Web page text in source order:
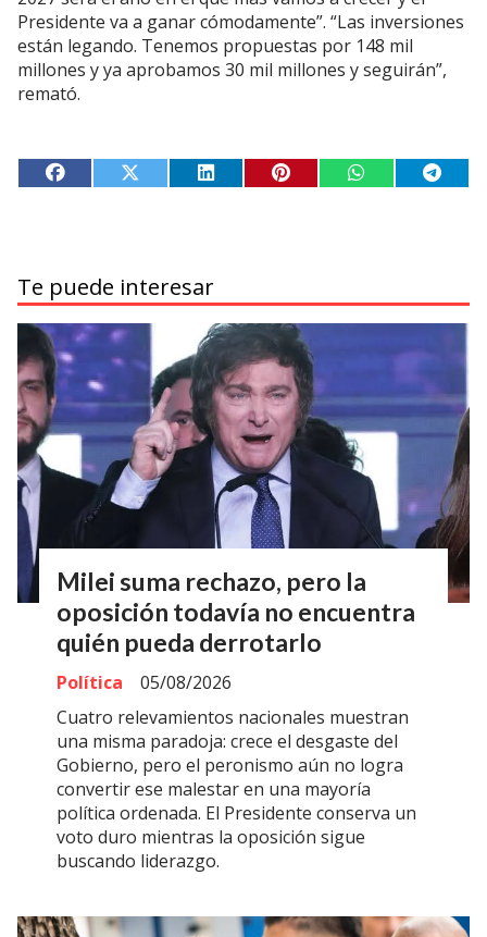
Presidente va a ganar cómodamente”. “Las inversiones
están legando. Tenemos propuestas por 148 mil
millones y ya aprobamos 30 mil millones y seguirán”,
remató.
Te puede interesar
Milei suma rechazo, pero la
oposición todavía no encuentra
quién pueda derrotarlo
Política
05/08/2026
Cuatro relevamientos nacionales muestran
una misma paradoja: crece el desgaste del
Gobierno, pero el peronismo aún no logra
convertir ese malestar en una mayoría
política ordenada. El Presidente conserva un
voto duro mientras la oposición sigue
buscando liderazgo.